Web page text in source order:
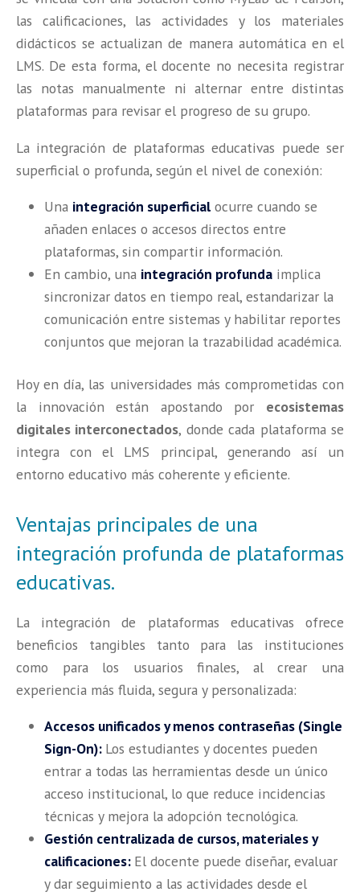
las calificaciones, las actividades y los materiales
didácticos se actualizan de manera automática en el
LMS. De esta forma, el docente no necesita registrar
las notas manualmente ni alternar entre distintas
plataformas para revisar el progreso de su grupo.
La integración de plataformas educativas puede ser
superficial o profunda, según el nivel de conexión:
Una integración superficial ocurre cuando se
añaden enlaces o accesos directos entre
plataformas, sin compartir información.
En cambio, una integración profunda implica
sincronizar datos en tiempo real, estandarizar la
comunicación entre sistemas y habilitar reportes
conjuntos que mejoran la trazabilidad académica.
Hoy en día, las universidades más comprometidas con
la innovación están apostando por ecosistemas
digitales interconectados, donde cada plataforma se
integra con el LMS principal, generando así un
entorno educativo más coherente y eficiente.
Ventajas principales de una
integración profunda de plataformas
educativas.
La integración de plataformas educativas ofrece
beneficios tangibles tanto para las instituciones
como para los usuarios finales, al crear una
experiencia más fluida, segura y personalizada:
Accesos unificados y menos contraseñas (Single
Sign-On): Los estudiantes y docentes pueden
entrar a todas las herramientas desde un único
acceso institucional, lo que reduce incidencias
técnicas y mejora la adopción tecnológica.
Gestión centralizada de cursos, materiales y
calificaciones: El docente puede diseñar, evaluar
y dar seguimiento a las actividades desde el